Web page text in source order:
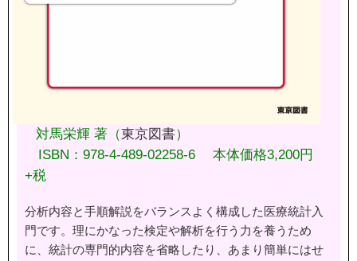
対馬栄輝 著（東京図書）
ISBN：978-4-489-02258-6 本体価格3,200円
+税
分析内容と手順解説をバランスよく構成した医療統計入
門です。理にかなった検定や解析を行う力を養うため
に、統計の専門的内容を省略したり、あまり簡単にはせ